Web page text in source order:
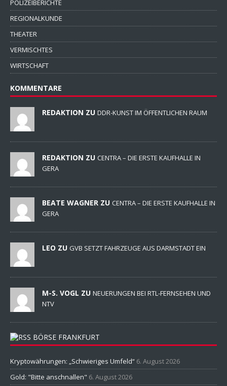
POLIZEIBERICHTE
REGIONALKUNDE
THEATER
VERMISCHTES
WIRTSCHAFT
KOMMENTARE
REDAKTION ZU DDR-KUNST IM ÖFFENTLICHEN RAUM
REDAKTION ZU CENTRA – DIE ERSTE KAUFHALLE IN
GERA
BEATE WAGNER ZU CENTRA – DIE ERSTE KAUFHALLE IN
GERA
LEO ZU GVB SETZT FAHRZEUGE AUS DARMSTADT EIN
M-S. VOGL ZU NEUERUNGEN BEI RTL-FERNSEHEN UND
NTV
BÖRSE FRANKFURT
Kryptowährungen: „Schwieriges Umfeld“ 6. August 2026
Gold: "Bitte anschnallen" 6. August 2026